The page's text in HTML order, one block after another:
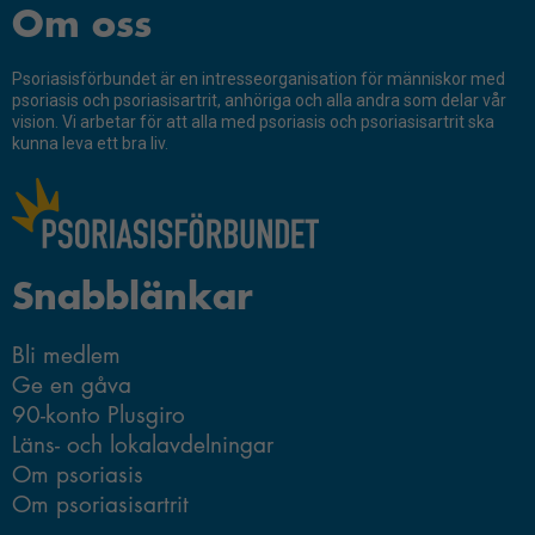
Om oss
Psoriasisförbundet är en intresseorganisation för människor med
psoriasis och psoriasisartrit, anhöriga och alla andra som delar vår
vision. Vi arbetar för att alla med psoriasis och psoriasisartrit ska
kunna leva ett bra liv.
Snabblänkar
Bli medlem
Ge en gåva
90-konto Plusgiro
Läns- och lokalavdelningar
Om psoriasis
Om psoriasisartrit
beteende när du
surfar ökar du
och erbjudanden.